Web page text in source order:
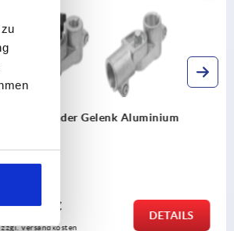
Rohrverbinder Gelenk Aluminium
ab30,44 €
zzgl. Versandkosten
DETAILS